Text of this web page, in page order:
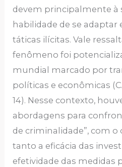
devem principalmente à
habilidade de se adaptar
táticas ilícitas. Vale
fenômeno foi
mundial marcado por
políticas e econômicas
14). Nesse contexto,
abordagens para
de criminalidade”, com
tanto a eficácia das
efetividade das medidas